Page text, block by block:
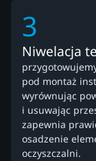
3
Niwelacja
pod montaż
wyrównując
i usuwając
zapewnia
osadzenie
oczyszczalni.